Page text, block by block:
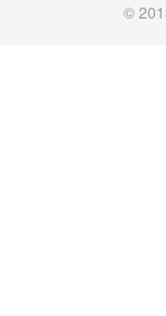
©